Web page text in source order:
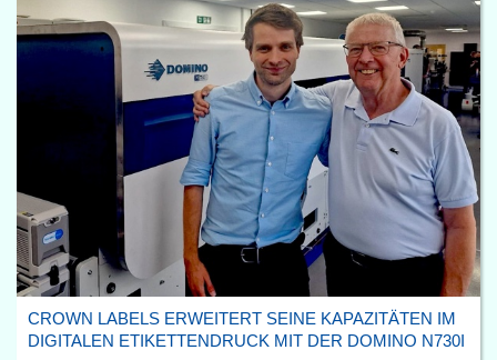
CROWN LABELS ERWEITERT SEINE KAPAZITÄTEN IM
DIGITALEN ETIKETTENDRUCK MIT DER DOMINO N730I